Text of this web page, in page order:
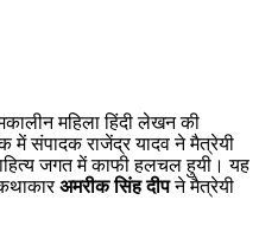
महिला हिंदी लेखन की
संपादक राजेंद्र यादव ने मैत्रेयी
जगत में काफी हलचल हुयी। यह
अमरीक सिंह दीपने मैत्रेयी